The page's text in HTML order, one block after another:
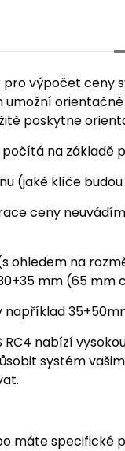
výpočet ceny
poskytne
na základě
(jaké klíče
ceny
ohledem na
mm (65
například
RC4 nabízí
systém
máte specifické